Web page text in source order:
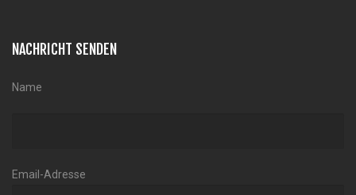
NACHRICHT SENDEN
Name
Email-Adresse